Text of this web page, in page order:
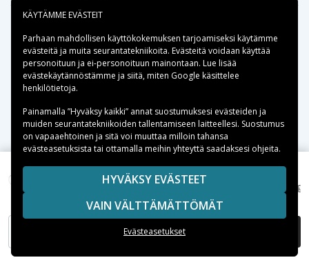
17,90 €
LISÄÄ OSTOSKORIIN
Maksuvaihtoehdot
Toimitusvaihtoehdot
Copyright © 2026, Spares Nordic AB
SIVULLA MAINITUT TAVARAMERKIT OVAT OMISTAJIENSA
OMAISUUTTA.
KÄYTÄMME EVÄSTEIT
Parhaan mahdollisen käyttökokemuksen tarjoamiseksi käytämme
evästeitä ja muita seurantatekniikoita. Evästeitä voidaan käyttää
personoituun ja ei-personoituun mainontaan. Lue lisää
evästekäytännöstämme ja siitä, miten Google käsittelee
henkilötietoja.
Painamalla ”Hyväksy kaikki” annat suostumuksesi evästeiden ja
muiden seurantatekniikoiden tallentamiseen laitteellesi. Suostumus
on vapaaehtoinen ja sitä voi muuttaa milloin tahansa
evästeasetuksista tai ottamalla meihin yhteyttä saadaksesi ohjeita.
HYVÄKSY EVÄSTEET
VAIN VÄLTTÄMÄTTÖMÄT
Evästeasetukset